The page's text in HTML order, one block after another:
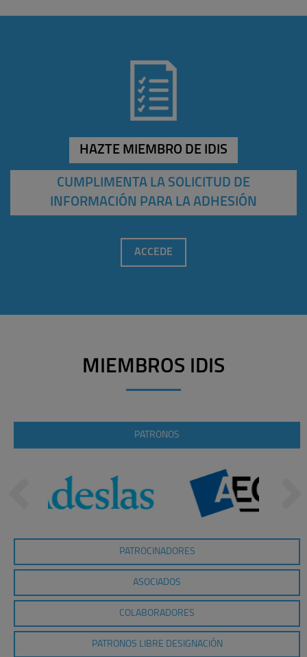
HAZTE MIEMBRO DE IDIS
CUMPLIMENTA LA SOLICITUD DE
INFORMACIÓN PARA LA ADHESIÓN
ACCEDE
MIEMBROS IDIS
PATRONOS
PATROCINADORES
ASOCIADOS
COLABORADORES
PATRONOS LIBRE DESIGNACIÓN